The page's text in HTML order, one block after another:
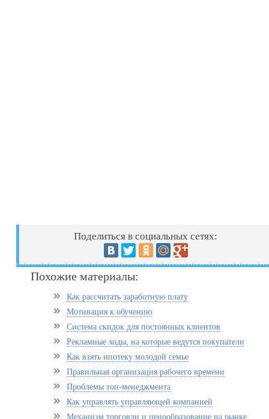
Поделиться в социальных сетях:
Похожие материалы:
Как рассчитать заработную плату
Мотивация к обучению
Система скидок для постоянных клиентов
Рекламные ходы, на которые ведутся покупатели
Как взять ипотеку молодой семье
Правильная организация рабочего времени
Проблемы топ-менеджмента
Как управлять управляющей компанией
Механизм торговли и ценообразование на рынке